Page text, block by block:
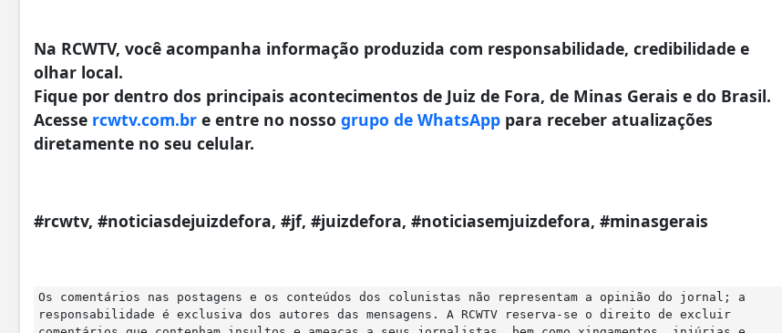
Na RCWTV, você acompanha informação produzida com responsabilidade, credibilidade e
olhar local.
Fique por dentro dos principais acontecimentos de Juiz de Fora, de Minas Gerais e do Brasil.
Acesse rcwtv.com.br e entre no nosso grupo de WhatsApp para receber atualizações
diretamente no seu celular.
#rcwtv, #noticiasdejuizdefora, #jf, #juizdefora, #noticiasemjuizdefora, #minasgerais
Os comentários nas postagens e os conteúdos dos colunistas não representam a opinião do jornal; a
responsabilidade é exclusiva dos autores das mensagens. A RCWTV reserva-se o direito de excluir